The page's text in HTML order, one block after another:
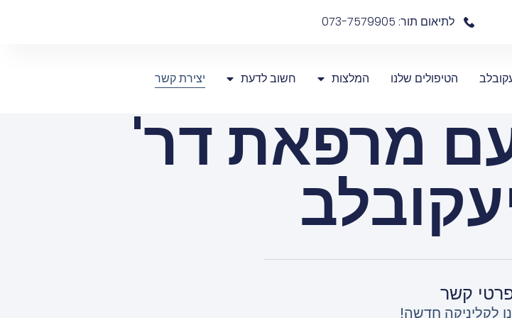
לתיאום תור: 073-7579905
הטיפולים שלנו המלצות חשוב לדעת יצירת קשר
מרפאת דר'
קשר
לקליניקה חדשה!